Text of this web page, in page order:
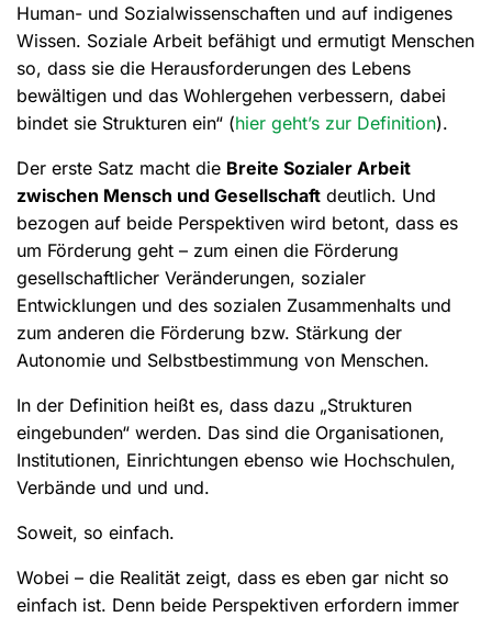
Human- und Sozialwissenschaften und auf indigenes
Wissen. Soziale Arbeit befähigt und ermutigt Menschen
so, dass sie die Herausforderungen des Lebens
bewältigen und das Wohlergehen verbessern, dabei
bindet sie Strukturen ein“ (hier geht’s zur Definition).
Der erste Satz macht die Breite Sozialer Arbeit
zwischen Mensch und Gesellschaft deutlich. Und
bezogen auf beide Perspektiven wird betont, dass es
um Förderung geht – zum einen die Förderung
gesellschaftlicher Veränderungen, sozialer
Entwicklungen und des sozialen Zusammenhalts und
zum anderen die Förderung bzw. Stärkung der
Autonomie und Selbstbestimmung von Menschen.
In der Definition heißt es, dass dazu „Strukturen
eingebunden“ werden. Das sind die Organisationen,
Institutionen, Einrichtungen ebenso wie Hochschulen,
Verbände und und und.
Soweit, so einfach.
Wobei – die Realität zeigt, dass es eben gar nicht so
einfach ist. Denn beide Perspektiven erfordern immer